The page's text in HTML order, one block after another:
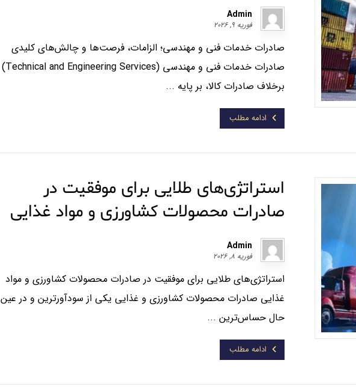
Admin
فوریه ۹, ۲۰۲۶
صادرات خدمات فنی و مهندسی؛ الزامات، فرصت‌ها و چالش‌های کلیدی
صادرات خدمات فنی و مهندسی (Technical and Engineering Services)
برخلاف صادرات کالا، بر پایه ...
ادامه مطلب
استراتژی‌های طلایی برای موفقیت در
صادرات محصولات کشاورزی و مواد غذایی
Admin
فوریه ۸, ۲۰۲۶
استراتژی‌های طلایی برای موفقیت در صادرات محصولات کشاورزی و مواد
غذایی صادرات محصولات کشاورزی و غذایی یکی از سودآورترین و در عین
حال حساس‌ترین ...
ادامه مطلب